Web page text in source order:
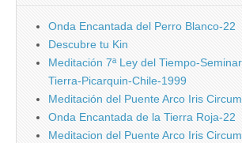
Onda Encantada del Perro Blanco-22
Descubre tu Kin
Meditación 7ª Ley del Tiempo-
Tierra-Picarquin-Chile-1999
Meditación del Puente Arco Iris
Onda Encantada de la Tierra Roja-22
Meditacion del Puente Arco Iris